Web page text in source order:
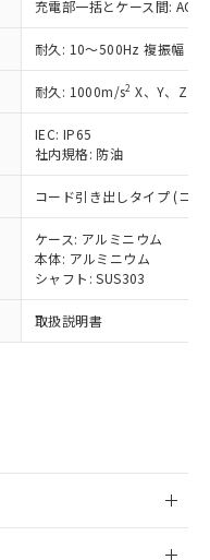
充電部一括とケース間:
耐久: 10～500Hz 複振幅
耐久: 1000m/s2 X、Y、Z 各
IEC: IP65
社内規格: 防油
コード引き出しタイプ (コ
ケース: アルミニウム
本体: アルミニウム
シャフト: SUS303
取扱説明書
ものであり、閲
の在庫および標
があることをご
標準価格はお客
お客様担当のオ
・当社販売員に
店や当社販売拠
ク
」をご確認
格結果を当社の
に漏洩または開
ます。
スト作成サー
くには、I-Web
、
以下、 カド
ポリ臭化ビフェニル
フェニルエーテル類
ス(2-エチルヘキシ
下、フタル酸ブチ
フタル酸ジブチル
び制御機器に対する
ては閾値を超える意
す。
により、予定
。
ロードするこ
含有証明書
：
、 Cd(カドミウ
、 DIBP(フタル酸ジ
酸ブチルベンジ
ル)) : 1000ppm
のすべてが基
す。
おいて有害物
深刻な影響を
は役務取引許
要な手続きを
する場合は、完
法に輸出されな
じます。
兵器、ミサイ
器またはその他
造装置等に一切
三者に販売する
び3の内容を当
。また当社は、
る関係者が違
ある場合は、取
いが在庫あり
庫状況につ
お取引先、ま
オムロン制御
販売員にご確
た在庫状況の